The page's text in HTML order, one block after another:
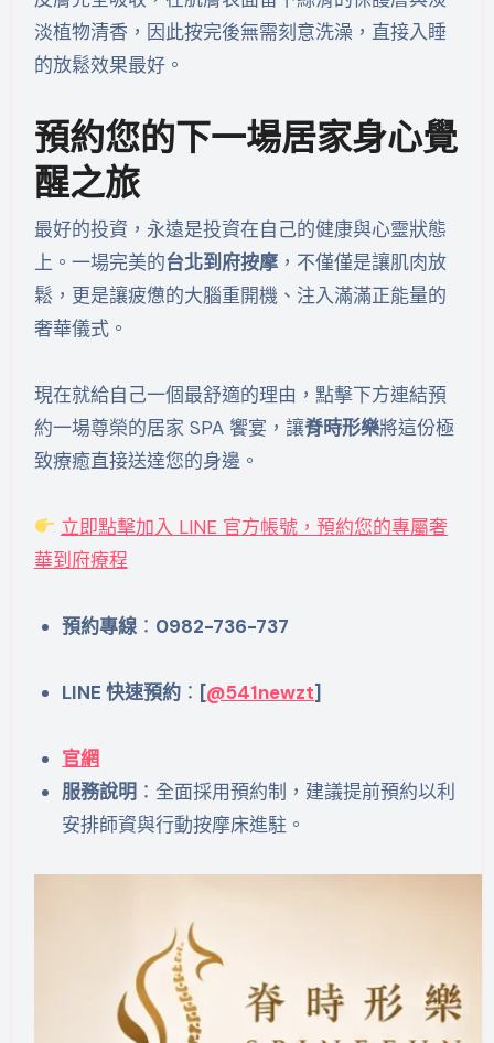
淡植物清香，因此按完後無需刻意洗澡，直接入睡
的放鬆效果最好。
預約您的下一場居家身心覺
醒之旅
最好的投資，永遠是投資在自己的健康與心靈狀態
上。一場完美的台北到府按摩，不僅僅是讓肌肉放
鬆，更是讓疲憊的大腦重開機、注入滿滿正能量的
奢華儀式。
現在就給自己一個最舒適的理由，點擊下方連結預
約一場尊榮的居家 SPA 饗宴，讓脊時形樂將這份極
致療癒直接送達您的身邊。
立即點擊加入 LINE 官方帳號，預約您的專屬奢
華到府療程
預約專線 ： 0982-736-737
LINE 快速預約 ： [@541newzt]
官網
服務說明 ：全面採用預約制，建議提前預約以利
安排師資與行動按摩床進駐。